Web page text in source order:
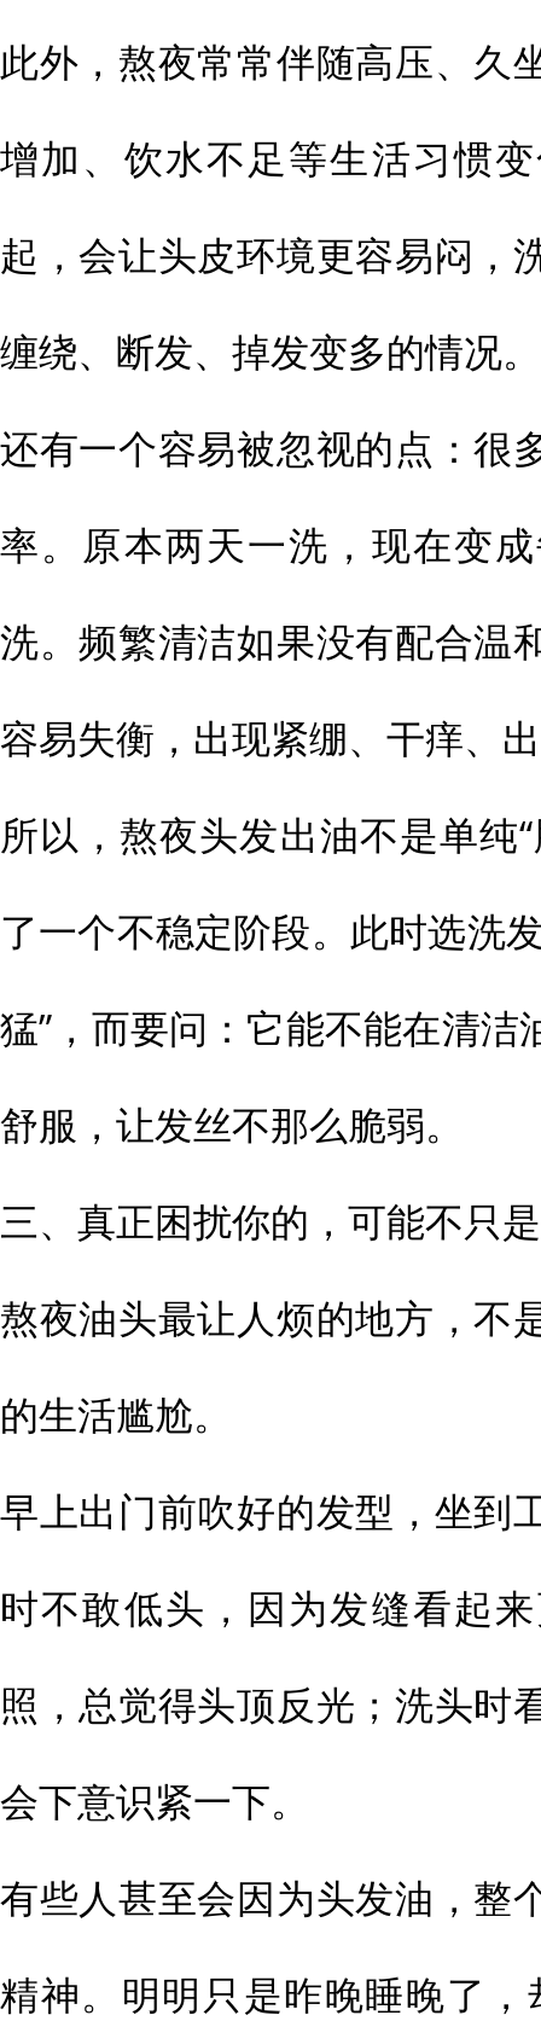
此外，熬夜常常伴随高压、久
增加、饮水不足等生活习惯
起，会让头皮环境更容易闷，
缠绕、断发、掉发变多的情况。
还有一个容易被忽视的点：很
率。原本两天一洗，现在变
洗。频繁清洁如果没有配合温
容易失衡，出现紧绷、干痒、
所以，熬夜头发出油不是单纯
了一个不稳定阶段。此时选洗
猛”，而要问：它能不能在清
舒服，让发丝不那么脆弱。
三、真正困扰你的，可能不只
熬夜油头最让人烦的地方，不
的生活尴尬。
早上出门前吹好的发型，坐到
时不敢低头，因为发缝看起
照，总觉得头顶反光；洗头时
会下意识紧一下。
有些人甚至会因为头发油，整
精神。明明只是昨晚睡晚了